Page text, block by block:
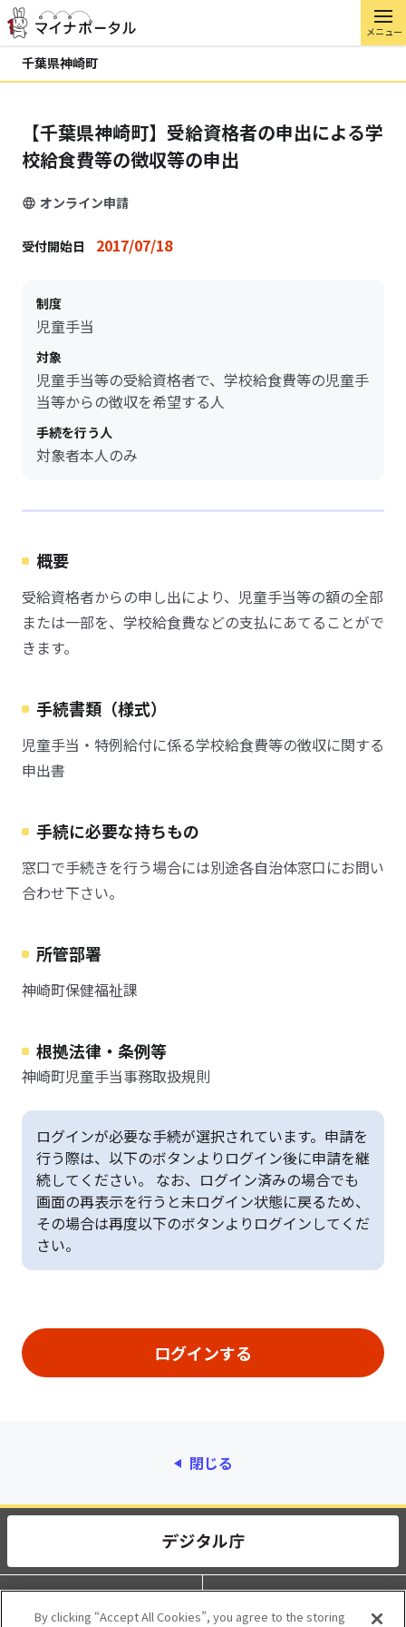
メニュー
千葉県神崎町
【千葉県神崎町】受給資格者の申出による学
校給食費等の徴収等の申出
オンライン申請
受付開始日 2017/07/18
制度
児童手当
対象
児童手当等の受給資格者で、学校給食費等の児童手
当等からの徴収を希望する人
手続を行う人
対象者本人のみ
概要
受給資格者からの申し出により、児童手当等の額の全部
または一部を、学校給食費などの支払にあてることがで
きます。
手続書類（様式）
児童手当・特例給付に係る学校給食費等の徴収に関する
申出書
手続に必要な持ちもの
窓口で手続きを行う場合には別途各自治体窓口にお問い
合わせ下さい。
所管部署
神崎町保健福祉課
根拠法律・条例等
神崎町児童手当事務取扱規則
ログインが必要な手続が選択されています。申請を
行う際は、以下のボタンよりログイン後に申請を継
続してください。 なお、ログイン済みの場合でも
画面の再表示を行うと未ログイン状態に戻るため、
その場合は再度以下のボタンよりログインしてくだ
さい。
閉じる
動作環境 個人情報保護
By clicking “Accept All Cookies”, you agree to the storing